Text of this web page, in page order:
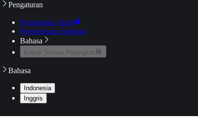
Pengaturan
Pengaturan Akun
Pemeriksaan Jaringan
Bahasa
Keluar Semua Perangkat
Bahasa
Indonesia
Inggris